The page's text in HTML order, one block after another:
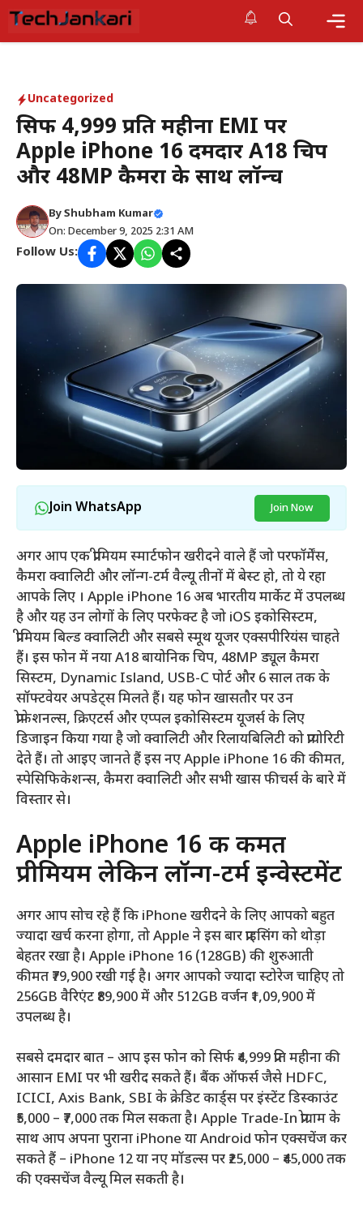
Skip
Uncategorized
सिर्फ ₹4,999 प्रति महीना EMI पर
Apple iPhone 16 दमदार A18 चिप
और 48MP कैमरा के साथ लॉन्च
By Shubham Kumar
On: December 9, 2025 2:31 AM
Follow Us:
Join WhatsApp Join Now
अगर आप एक प्रीमियम स्मार्टफोन खरीदने वाले हैं जो परफॉर्मेंस,
कैमरा क्वालिटी और लॉन्ग-टर्म वैल्यू तीनों में बेस्ट हो, तो ये रहा
आपके लिए । Apple iPhone 16 अब भारतीय मार्केट में उपलब्ध
है और यह उन लोगों के लिए परफेक्ट है जो iOS इकोसिस्टम,
प्रीमियम बिल्ड क्वालिटी और सबसे स्मूथ यूजर एक्सपीरियंस चाहते
हैं। इस फोन में नया A18 बायोनिक चिप, 48MP ड्यूल कैमरा
सिस्टम, Dynamic Island, USB-C पोर्ट और 6 साल तक के
सॉफ्टवेयर अपडेट्स मिलते हैं। यह फोन खासतौर पर उन
प्रोफेशनल्स, क्रिएटर्स और एप्पल इकोसिस्टम यूजर्स के लिए
डिजाइन किया गया है जो क्वालिटी और रिलायबिलिटी को प्रायोरिटी
देते हैं। तो आइए जानते हैं इस नए Apple iPhone 16 की कीमत,
स्पेसिफिकेशन्स, कैमरा क्वालिटी और सभी खास फीचर्स के बारे में
विस्तार से।
Apple iPhone 16 की कीमत
प्रीमियम लेकिन लॉन्ग-टर्म इन्वेस्टमेंट
अगर आप सोच रहे हैं कि iPhone खरीदने के लिए आपको बहुत
ज्यादा खर्च करना होगा, तो Apple ने इस बार प्राइसिंग को थोड़ा
बेहतर रखा है। Apple iPhone 16 (128GB) की शुरुआती
कीमत ₹79,900 रखी गई है। अगर आपको ज्यादा स्टोरेज चाहिए तो
256GB वैरिएंट ₹89,900 में और 512GB वर्जन ₹1,09,900 में
उपलब्ध है।
सबसे दमदार बात – आप इस फोन को सिर्फ ₹4,999 प्रति महीना की
आसान EMI पर भी खरीद सकते हैं। बैंक ऑफर्स जैसे HDFC,
ICICI, Axis Bank, SBI के क्रेडिट कार्ड्स पर इंस्टेंट डिस्काउंट
₹5,000 – ₹7,000 तक मिल सकता है। Apple Trade-In प्रोग्राम के
साथ आप अपना पुराना iPhone या Android फोन एक्सचेंज कर
सकते हैं – iPhone 12 या नए मॉडल्स पर ₹25,000 – ₹45,000 तक
की एक्सचेंज वैल्यू मिल सकती है।